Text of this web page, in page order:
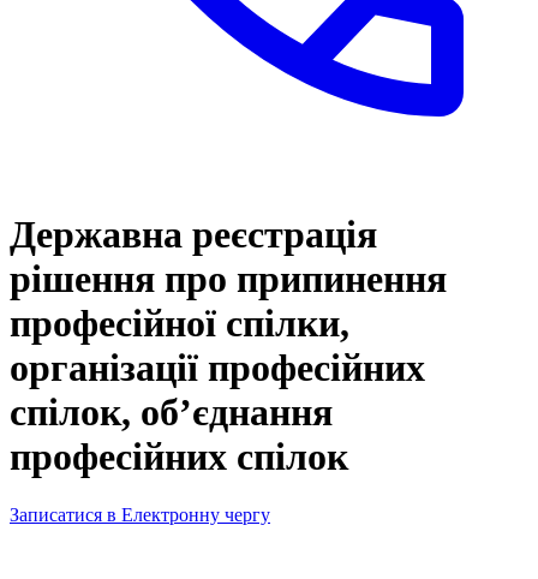
Державна реєстрація
рішення про припинення
професійної спілки,
організації професійних
спілок, об’єднання
професійних спілок
Записатися в Електронну чергу